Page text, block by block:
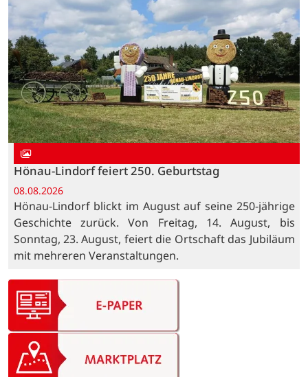
Hönau-Lindorf feiert 250. Geburtstag
08.08.2026
Hönau-Lindorf blickt im August auf seine 250-jährige
Geschichte zurück. Von Freitag, 14. August, bis
Sonntag, 23. August, feiert die Ortschaft das Jubiläum
mit mehreren Veranstaltungen.